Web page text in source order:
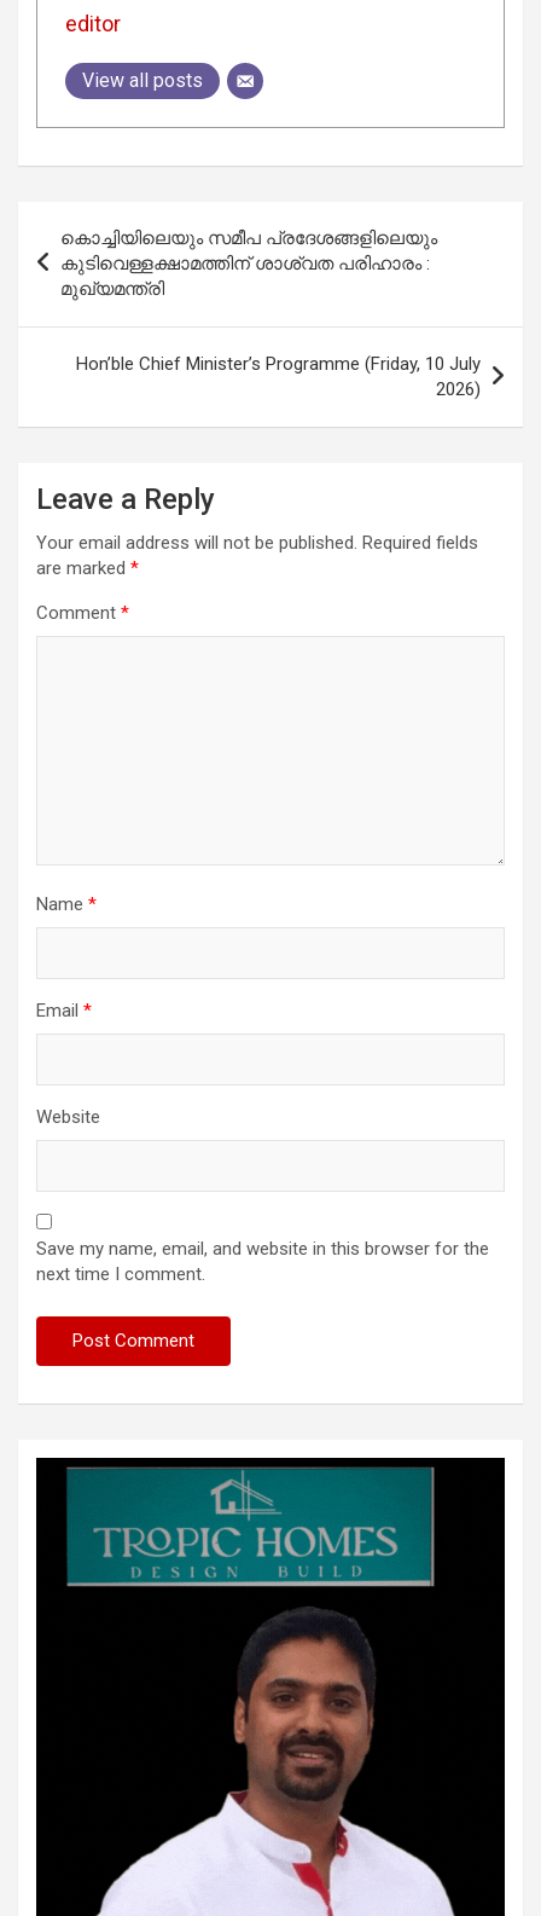
editor
View all posts
navigation
കൊച്ചിയിലെയും സമീപ പ്രദേശങ്ങളിലെയും
കുടിവെള്ളക്ഷാമത്തിന് ശാശ്വത പരിഹാരം :
മുഖ്യമന്ത്രി
Hon’ble Chief Minister’s Programme (Friday, 10 July
2026)
Leave a Reply
Your email address will not be published. Required fields
are marked *
Comment *
Name *
Email *
Website
Save my name, email, and website in this browser for the
next time I comment.